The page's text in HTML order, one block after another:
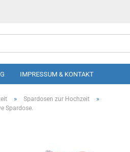
IMPRESSUM & KONTAKT
» Spardosen zur Hochzeit »
Spardose.